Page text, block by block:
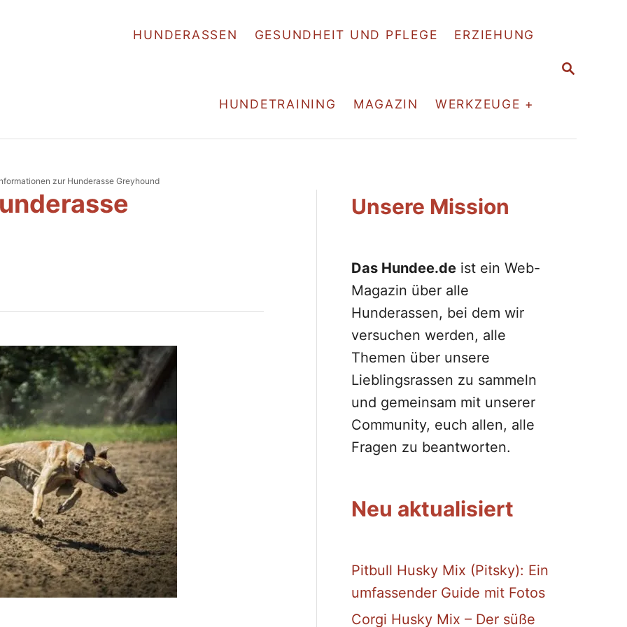
S
H
HUNDERASSEN GESUNDHEIT UND PFLEGE ERZIEHUNG
HUNDETRAINING MAGAZIN WERKZEUGE +
zur Hunderasse Greyhound
Unsere Mission
Das Hundee.deist ein Web-
Magazin über alle
Hunderassen, bei dem wir
versuchen werden, alle
Themen über unsere
Lieblingsrassen zu sammeln
und gemeinsam mit unserer
Community, euch allen, alle
Fragen zu beantworten.
Neu aktualisiert
Pitbull Husky Mix (Pitsky): Ein
umfassender Guide mit Fotos
Corgi Husky Mix – Der süße